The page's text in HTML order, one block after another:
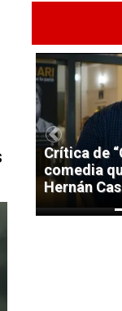
Crítica de
comedia
Hernán
Previous